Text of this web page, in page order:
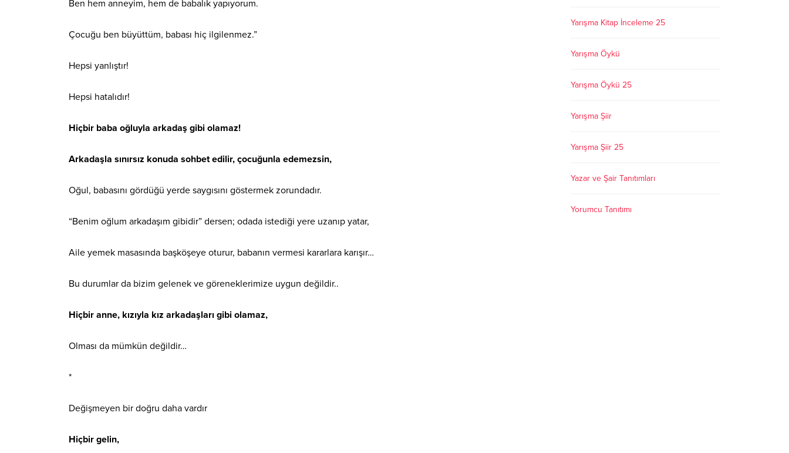
Ben hem anneyim, hem de babalık yapıyorum.
Çocuğu ben büyüttüm, babası hiç ilgilenmez.”
Hepsi yanlıştır!
Hepsi hatalıdır!
Hiçbir baba oğluyla arkadaş gibi olamaz!
Arkadaşla sınırsız konuda sohbet edilir, çocuğunla edemezsin,
Oğul, babasını gördüğü yerde saygısını göstermek zorundadır.
“Benim oğlum arkadaşım gibidir” dersen; odada istediği yere uzanıp yatar,
Aile yemek masasında başköşeye oturur, babanın vermesi kararlara karışır…
Bu durumlar da bizim gelenek ve göreneklerimize uygun değildir..
Hiçbir anne, kızıyla kız arkadaşları gibi olamaz,
Olması da mümkün değildir…
*
Değişmeyen bir doğru daha vardır
Hiçbir gelin,
Yarışma Kitap İnceleme 25
Yarışma Öykü
Yarışma Öykü 25
Yarışma Şiir
Yarışma Şiir 25
Yazar ve Şair Tanıtımları
Yorumcu Tanıtımı